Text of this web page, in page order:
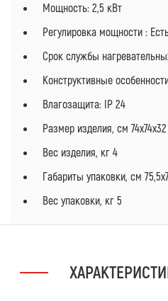
Мощность: 2,5 кВт
Регулировка мощности :
Срок службы
Конструктивные
Влагозащита: IP 24
Размер изделия, см 74х74х32
Вес изделия, кг 4
Габариты упаковки, см
Вес упаковки, кг 5